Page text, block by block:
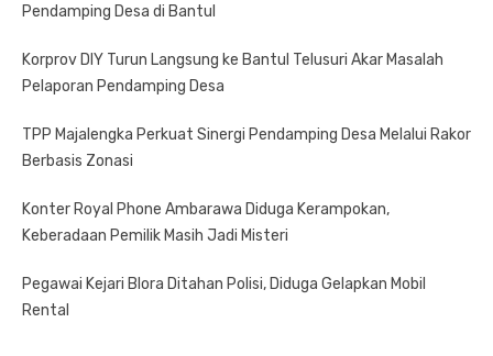
Pendamping Desa di Bantul
Korprov DIY Turun Langsung ke Bantul Telusuri Akar Masalah
Pelaporan Pendamping Desa
TPP Majalengka Perkuat Sinergi Pendamping Desa Melalui Rakor
Berbasis Zonasi
Konter Royal Phone Ambarawa Diduga Kerampokan,
Keberadaan Pemilik Masih Jadi Misteri
Pegawai Kejari Blora Ditahan Polisi, Diduga Gelapkan Mobil
Rental